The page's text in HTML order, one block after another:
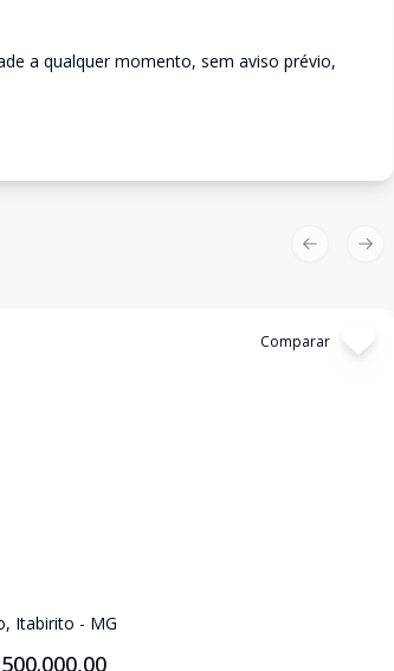
a qualquer momento, sem aviso prévio,
Comparar
Itabirito - MG
Previous